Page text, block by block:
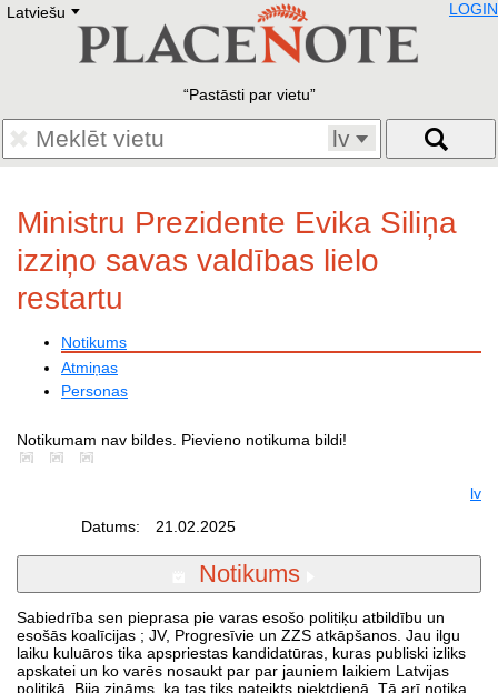
Latviešu E
Deutsch
Francais
Polski
Eestikeelne
LOGIN
Pastāsti par vietu
lv
Ministru Prezidente Evika Siliņa
izziņo savas valdības lielo
restartu
Notikums
Atmiņas
Personas
Notikumam nav bildes. Pievieno notikuma bildi!
lv
Datums:
21.02.2025
Notikums
Sabiedrība sen pieprasa pie varas esošo politiķu atbildību un
esošās koalīcijas ; JV, Progresīvie un ZZS atkāpšanos. Jau ilgu
laiku kuluāros tika apspriestas kandidatūras, kuras publiski izliks
apskatei un ko varēs nosaukt par par jauniem laikiem Latvijas
politikā. Bija zināms, ka tas tiks pateikts piektdienā. Tā arī notika.